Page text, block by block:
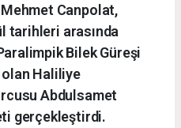
Canpolat,
tarihleri arasında
Bilek Güreşi
olan Haliliye
Abdulsamet
gerçekleştirdi.